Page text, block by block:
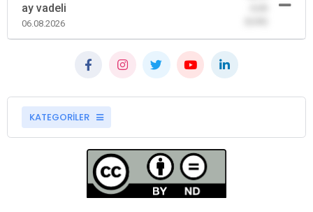
ay vadeli
06.08.2026
KATEGORİLER